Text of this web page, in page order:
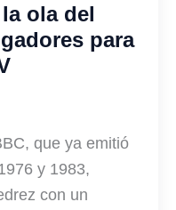
ola del
para
que ya emitió
y 1983,
con un